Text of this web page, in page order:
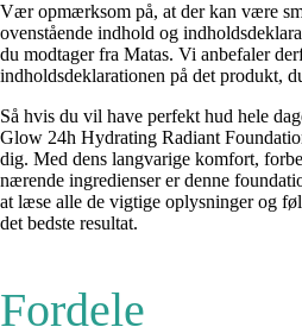
Vær opmærksom på, at der kan være
ovenstående indhold og
du modtager fra Matas. Vi anbefaler
indholdsdeklarationen på det produkt,
Så hvis du vil have perfekt hud hele
Glow 24h Hydrating Radiant
dig. Med dens langvarige komfort,
nærende ingredienser er denne
at læse alle de vigtige oplysninger og
det bedste resultat.
Fordele